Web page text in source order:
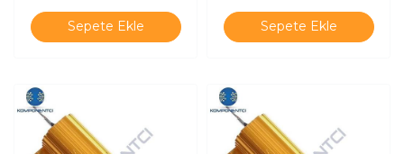
Sepete Ekle Sepete Ekle